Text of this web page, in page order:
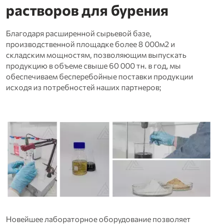
растворов для бурения
Благодаря расширенной сырьевой базе,
производственной площадке более 8 000м2 и
складским мощностям, позволяющим выпускать
продукцию в объеме свыше 60 000 тн. в год, мы
обеспечиваем бесперебойные поставки продукции
исходя из потребностей наших партнеров;
Новейшее лабораторное оборудование позволяет